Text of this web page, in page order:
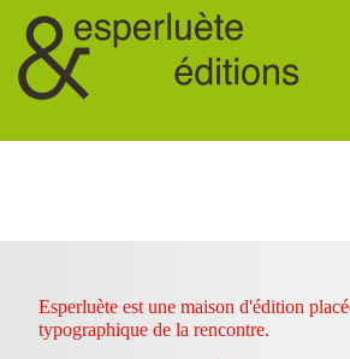
Esperluète est une maison d'édition
typographique de la rencontre.